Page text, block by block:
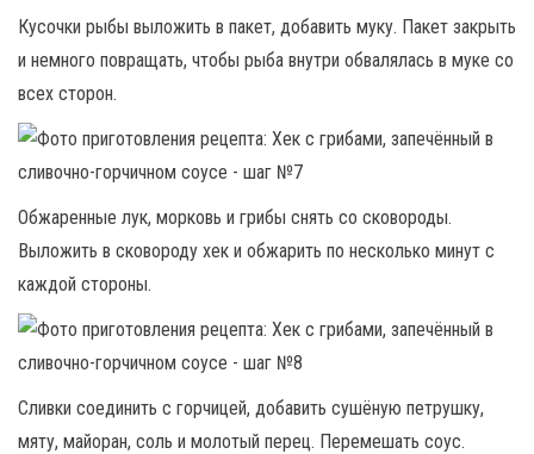
Кусочки рыбы выложить в пакет, добавить муку. Пакет закрыть
и немного повращать, чтобы рыба внутри обвалялась в муке со
всех сторон.
Обжаренные лук, морковь и грибы снять со сковороды.
Выложить в сковороду хек и обжарить по несколько минут с
каждой стороны.
Сливки соединить с горчицей, добавить сушёную петрушку,
мяту, майоран, соль и молотый перец. Перемешать соус.